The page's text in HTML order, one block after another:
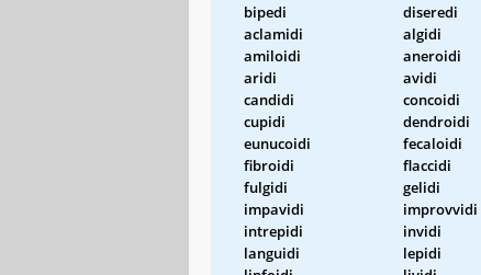
bipedi diseredi
aclamidi
algidi
amiloidi
aneroidi
aridi
avidi
candidi
concoidi
cupidi
dendroidi
eunucoidi
fecaloidi
fibroidi
flaccidi
fulgidi
gelidi
impavidi
improvvidi
intrepidi
invidi
languidi
lepidi